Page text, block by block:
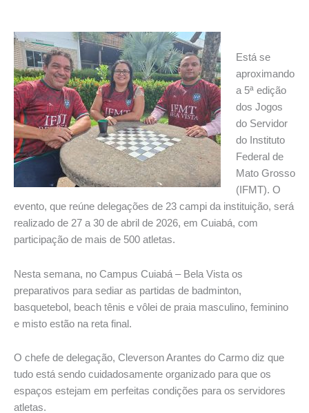
Está se
aproximando
a 5ª edição
dos Jogos
do Servidor
do Instituto
Federal de
Mato Grosso
(IFMT). O
evento, que reúne delegações de 23 campi da instituição, será
realizado de 27 a 30 de abril de 2026, em Cuiabá, com
participação de mais de 500 atletas.
Nesta semana, no Campus Cuiabá – Bela Vista os
preparativos para sediar as partidas de badminton,
basquetebol, beach tênis e vôlei de praia masculino, feminino
e misto estão na reta final.
O chefe de delegação, Cleverson Arantes do Carmo diz que
tudo está sendo cuidadosamente organizado para que os
espaços estejam em perfeitas condições para os servidores
atletas.